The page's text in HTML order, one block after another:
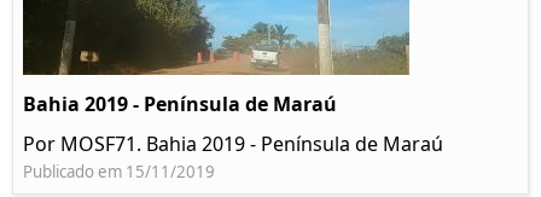
Bahia 2019 - Península de Maraú
Por MOSF71. Bahia 2019 - Península de Maraú
Publicado em 15/11/2019